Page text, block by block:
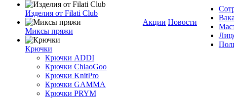
Изделия от Filati Club
Миксы пряжи
Крючки
Крючки ADDI
Крючки ChiaoGoo
Крючки KnitPro
Крючки GAMMA
Крючки PRYM
Акции Новости